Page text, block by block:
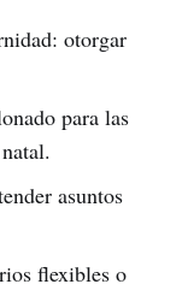
otorgar
para las
asuntos
flexibles o